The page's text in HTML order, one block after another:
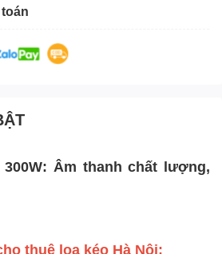
Âm thanh chất lượng,
thuê loa kéo Hà Nội: